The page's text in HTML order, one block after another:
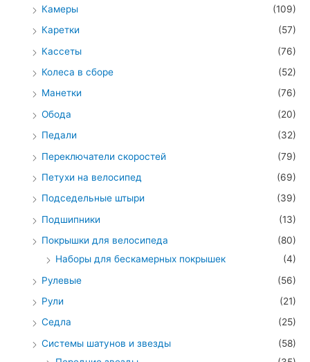
Камеры
(109)
Каретки
(57)
Кассеты
(76)
Колеса в сборе
(52)
Манетки
(76)
Обода
(20)
Педали
(32)
Переключатели скоростей
(79)
Петухи на велосипед
(69)
Подседельные штыри
(39)
Подшипники
(13)
Покрышки для велосипеда
(80)
Наборы для бескамерных покрышек
(4)
Рулевые
(56)
Рули
(21)
Седла
(25)
Системы шатунов и звезды
(58)